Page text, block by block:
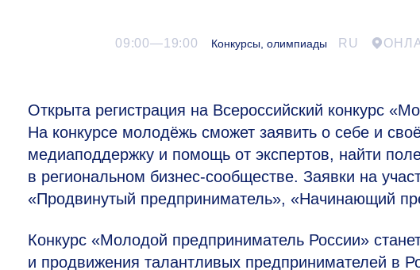
09:00—19:00 Конкурсы, олимпиады RU
Открыта регистрация на Всероссийский конкурс
На конкурсе молодёжь сможет заявить о себе и
медиаподдержку и помощь от экспертов, найти
в региональном бизнес-сообществе. Заявки на
«Продвинутый предприниматель», «Начинающий
Конкурс «Молодой предприниматель России»
и продвижения талантливых предпринимателей в